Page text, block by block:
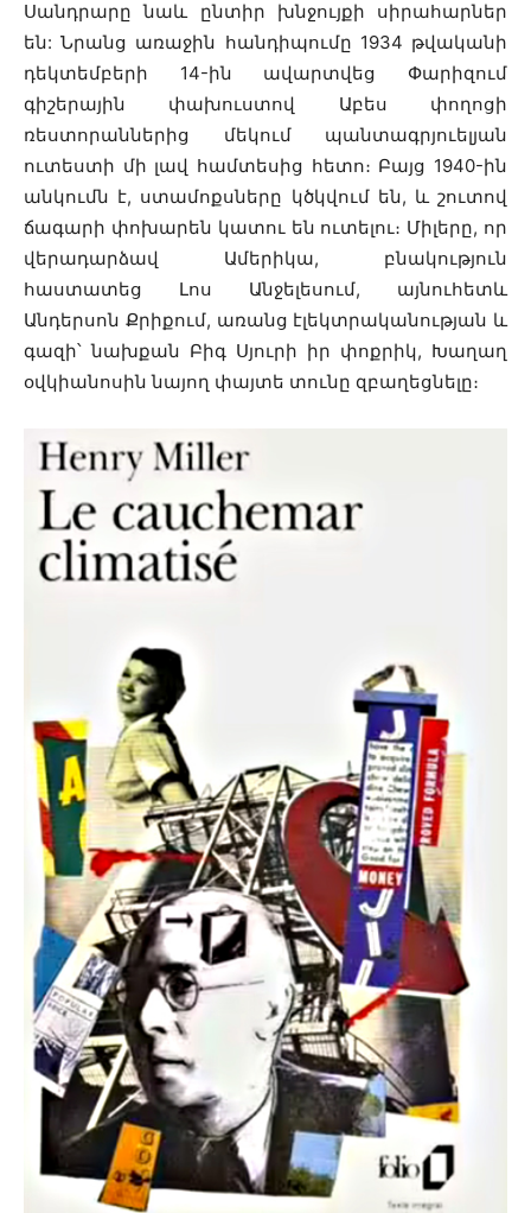
Սանդրարը նաև ընտիր խնջույքի սիրահարներ
են: Նրանց առաջին հանդիպումը 1934 թվականի
դեկտեմբերի 14-ին ավարտվեց Փարիզում
գիշերային փախուստով Աբես փողոցի
ռեստորաններից մեկում պանտագրյուելյան
ուտեստի մի լավ համտեսից հետո։ Բայց 1940-ին
անկումն է, ստամոքսները կծկվում են, և շուտով
ճագարի փոխարեն կատու են ուտելու։ Միլերը, որ
վերադարձավ Ամերիկա, բնակություն
հաստատեց Լոս Անջելեսում, այնուհետև
Անդերսոն Քրիքում, առանց էլեկտրականության և
գազի՝ նախքան Բիգ Սյուրի իր փոքրիկ, Խաղաղ
օվկիանոսին նայող փայտե տունը զբաղեցնելը։